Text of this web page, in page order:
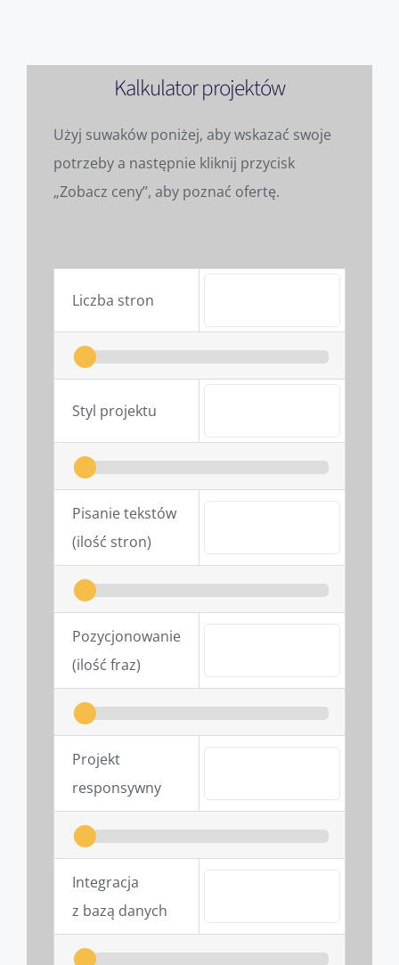
Kalkulator projektów
Użyj suwaków poniżej, aby wskazać swoje
potrzeby a następnie kliknij przycisk
„Zobacz ceny”, aby poznać ofertę.
Liczba stron
Styl projektu
Pisanie tekstów
(ilość stron)
Pozycjonowanie
(ilość fraz)
Projekt
responsywny
Integracja
z bazą danych